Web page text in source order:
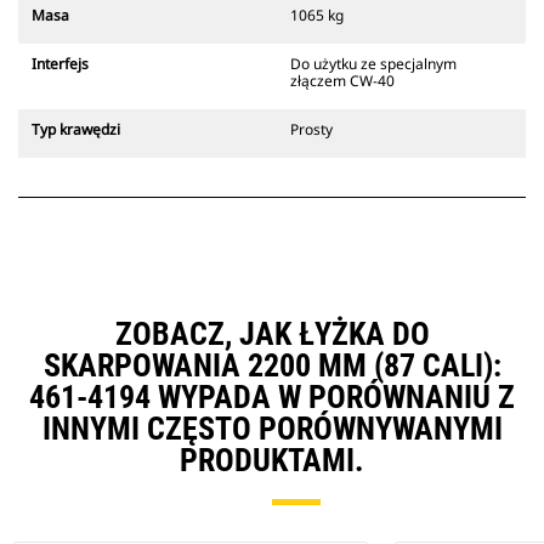
Cat są zgodne z gąsienicowymi
koparkami kołowymi. Dostępne są
kopania rowów.
stałe zawiasy szybkozłączy.
wszystkich koparek gąsienicowych
i kołowych.
Masa 1065 kg
Interfejs
Do użytku ze specjalnym
złączem CW-40
Typ krawędzi Prosty
ZOBACZ, JAK ŁYŻKA DO
SKARPOWANIA 2200 MM (87 CALI):
461-4194 WYPADA W PORÓWNANIU Z
INNYMI CZĘSTO PORÓWNYWANYMI
PRODUKTAMI.